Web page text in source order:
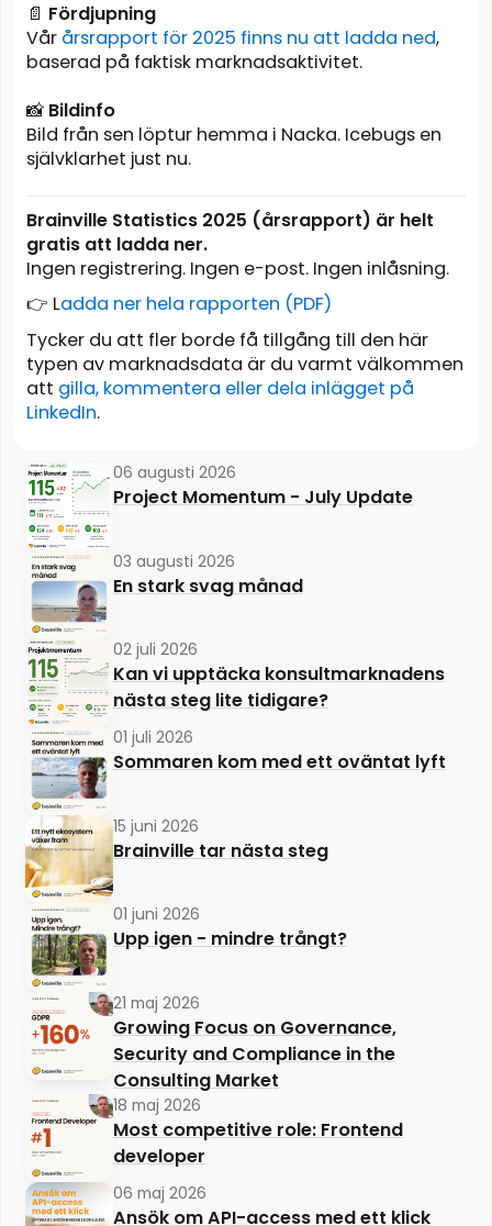
📄 Fördjupning
Vår årsrapport för 2025 finns nu att ladda ned,
baserad på faktisk marknadsaktivitet.
📸 Bildinfo
Bild från sen löptur hemma i Nacka. Icebugs en
självklarhet just nu.
Brainville Statistics 2025 (årsrapport) är helt
gratis att ladda ner.
Ingen registrering. Ingen e-post. Ingen inlåsning.
👉 Ladda ner hela rapporten (PDF)
Tycker du att fler borde få tillgång till den här
typen av marknadsdata är du varmt välkommen
att gilla, kommentera eller dela inlägget på
LinkedIn.
06 augusti 2026
Project Momentum - July Update
03 augusti 2026
En stark svag månad
02 juli 2026
Kan vi upptäcka konsultmarknadens
nästa steg lite tidigare?
01 juli 2026
Sommaren kom med ett oväntat lyft
15 juni 2026
Brainville tar nästa steg
01 juni 2026
Upp igen - mindre trångt?
21 maj 2026
Growing Focus on Governance,
Security and Compliance in the
Consulting Market
18 maj 2026
Most competitive role: Frontend
developer
06 maj 2026
Ansök om API-access med ett klick